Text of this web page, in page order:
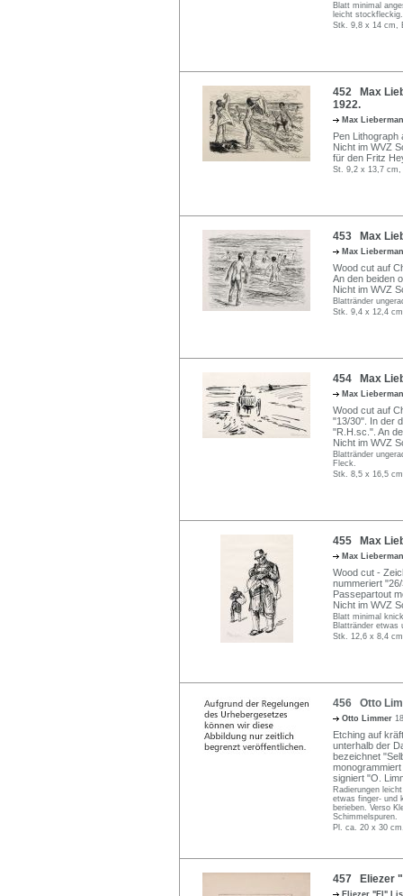
Blatt minimal
leicht stockfleckig.
Stk. 9,8 x 14 cm,
452 Max
1922.
Max
Pen Lithograph
Nicht im WVZ
für den Fritz
St. 9,2 x 13,7
453 Max
Max
Wood cut auf
An den beiden
Nicht im WVZ
Blattränder
Stk. 9,4 x 12,4
454 Max
Max
Wood cut auf
"13/30". In der
"R.H.sc.". An
Nicht im WVZ
Blattränder
Fleck.
Stk. 8,5 x 16,5
455 Max
Max
Wood cut -
nummeriert
Passepartout
Nicht im WVZ
Blatt minimal
Blattränder etwas
Stk. 12,6 x 8,4
456 Otto
Otto Limmer
Etching auf
unterhalb der
bezeichnet
signiert "O.
Radierungen
etwas finger- und
berieben. Verso
Schimmelspuren.
Pl. ca. 20 x 30
457 Eliezer
Eliezer "El"